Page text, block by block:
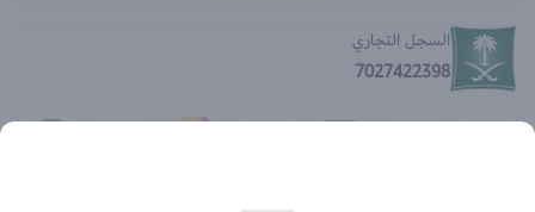
السجل التجاري
7027422398